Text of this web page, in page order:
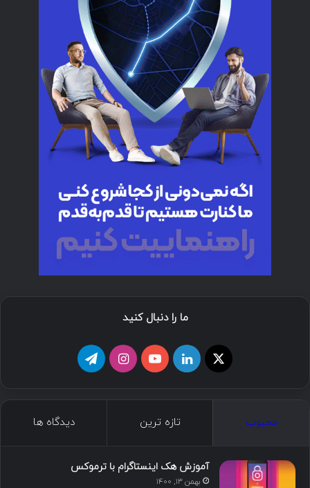
ما را دنبال کنید
د
و
ت
ا
محبوب تازه ترین دیدگاه ها
آموزش هک اینستاگرام با ترموکس
بهمن ۱۳, ۱۴۰۰